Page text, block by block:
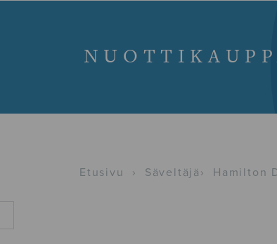
Etusivu › Säveltäjä › Hamilton